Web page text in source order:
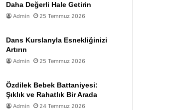
Daha Değerli Hale Getirin
Admin 25 Temmuz 2026
Dans Kurslarıyla Esnekliğinizi
Artırın
Admin 25 Temmuz 2026
Özdilek Bebek Battaniyesi:
Şıklık ve Rahatlık Bir Arada
Admin 24 Temmuz 2026